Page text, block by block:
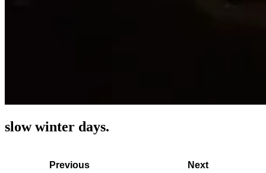
slow winter days.
Previous Next